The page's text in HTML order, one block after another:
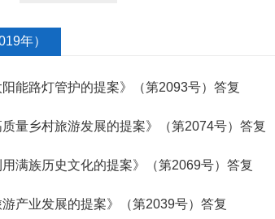
年）
能路灯管护的提案》（第2093号）答复
量乡村旅游发展的提案》（第2074号）答复
满族历史文化的提案》（第2069号）答复
产业发展的提案》（第2039号）答复